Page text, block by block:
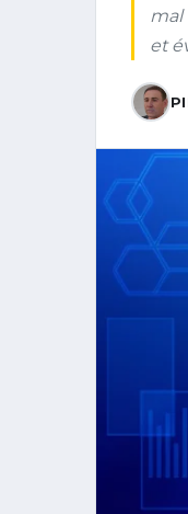
mal
et